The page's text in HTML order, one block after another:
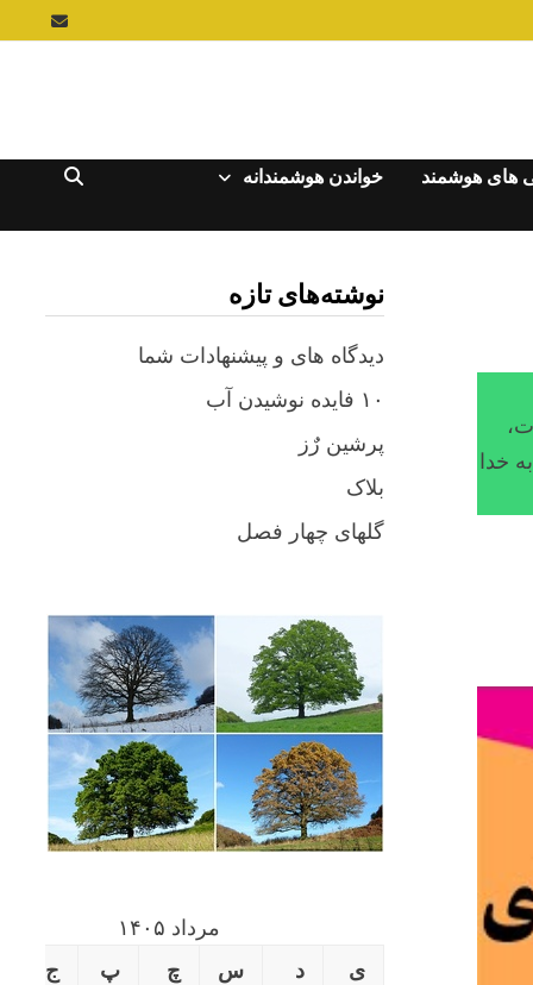
های هوشمند خواندن هوشمندانه
نوشته‌های تازه
دیدگاه های و پیشنهادات شما
۱۰ فایده نوشیدن آب
پرشین رٌز
بلاک
گلهای چهار فصل
مرداد ۱۴۰۵
ی
د س چ پ ج